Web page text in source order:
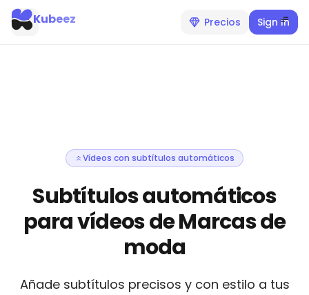
Precios Sign In
Kubeez
Vídeos con subtítulos automáticos
Subtítulos automáticos
para vídeos de Marcas de
moda
Añade subtítulos precisos y con estilo a tus